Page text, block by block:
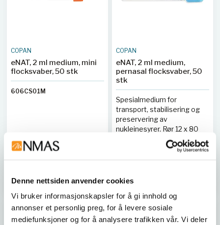
Denne nettsiden anvender cookies
Vi bruker informasjonskapsler for å gi innhold og
annonser et personlig preg, for å levere sosiale
mediefunksjoner og for å analysere trafikken vår. Vi deler
COPAN
eNAT, 2 ml medium, mini
flocksvaber, 50 stk
606CS01M
Kjøp her
COPAN
eNAT, 2 ml medium,
pernasal flocksvaber, 50
stk
Spesialmedium for
transport, stabilisering og
preservering av
nukleinesyrer. Rør 12 x 80
mm, m/skrukork
Kjøp her